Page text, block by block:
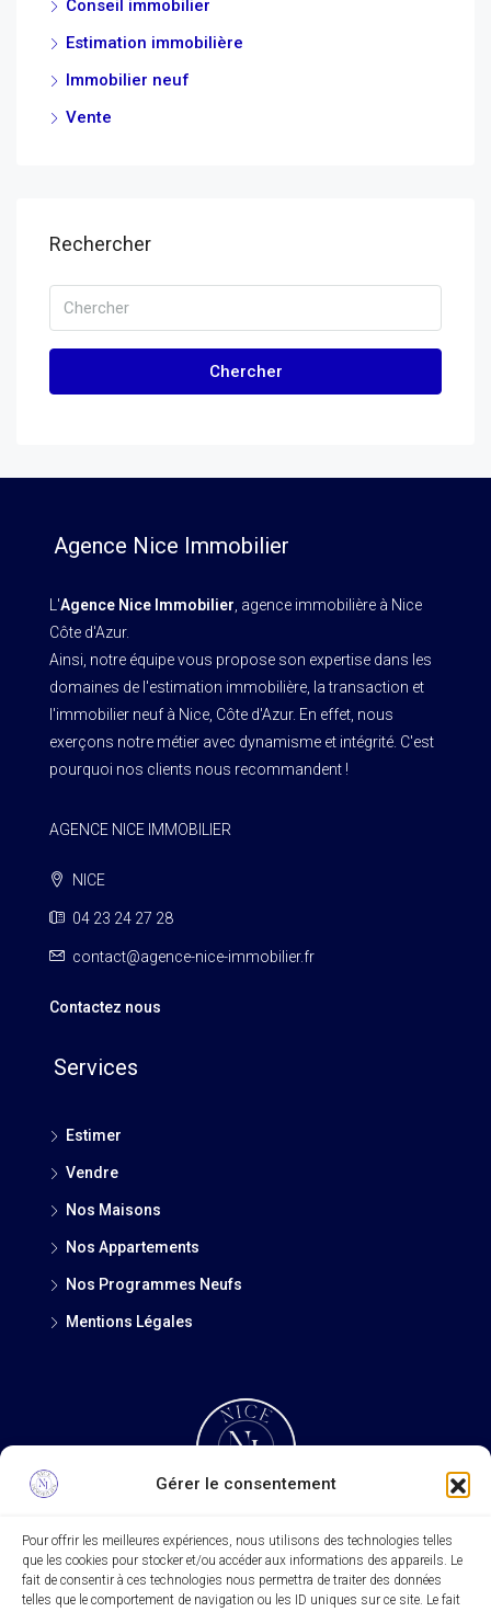
Gérer le consentement
Pour offrir les meilleures expériences, nous utilisons des technologies telles
que les cookies pour stocker et/ou accéder aux informations des appareils. Le
fait de consentir à ces technologies nous permettra de traiter des données
telles que le comportement de navigation ou les ID uniques sur ce site. Le fait
Conseil immobilier
Estimation immobilière
Immobilier neuf
Vente
Rechercher
Chercher
Agence Nice Immobilier
L'Agence Nice Immobilier, agence immobilière à Nice
Côte d'Azur.
Ainsi, notre équipe vous propose son expertise dans les
domaines de l'estimation immobilière, la transaction et
l'immobilier neuf à Nice, Côte d'Azur. En effet, nous
exerçons notre métier avec dynamisme et intégrité. C'est
pourquoi nos clients nous recommandent !
AGENCE NICE IMMOBILIER
NICE
04 23 24 27 28
contact@agence-nice-immobilier.fr
Contactez nous
Services
Estimer
Vendre
Nos Maisons
Nos Appartements
Nos Programmes Neufs
Mentions Légales
Rechercher